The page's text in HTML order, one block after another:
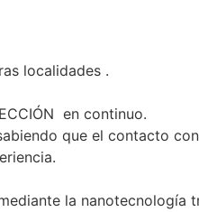
localidades .
en continuo.
que el contacto
la nanotecnología